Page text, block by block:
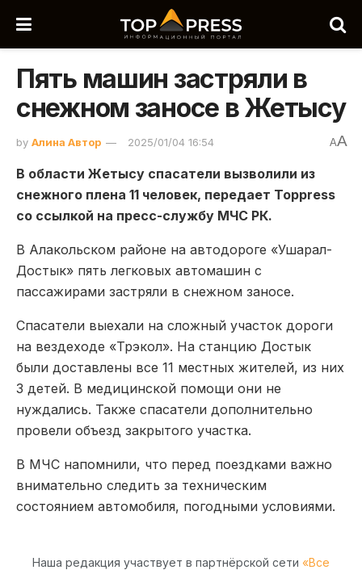
Пять машин застряли в
снежном заносе в Жетысу
by Алина Автор 2025/01/04 16:54 AA
В области Жетысу спасатели вызволили из
снежного плена 11 человек, передает Toppress
со ссылкой на пресс-службу МЧС РК.
В Алакольском районе на автодороге «Ушарал-
Достык» пять легковых автомашин с
пассажирами застряли в снежном заносе.
Спасатели выехали на сложный участок дороги
на вездеходе «Трэкол». На станцию Достык
были доставлены все 11 местных жителей, из них
3 детей. В медицинской помощи они не
нуждались. Также спасатели дополнительно
провели объезд закрытого участка.
В МЧС напомнили, что перед поездками важно
внимательно следить за техническим
состоянием автомобиля, погодными условиями.
Наша редакция участвует в партнёрской сети «Все